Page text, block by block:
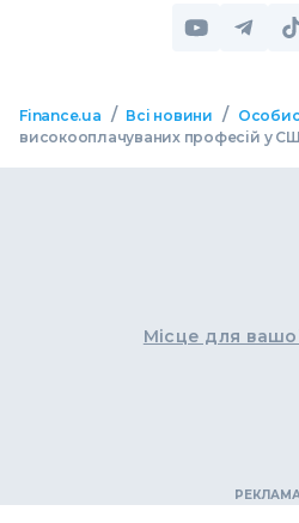
Finance.ua / Всі новини /
високооплачуваних професій у
Місце для